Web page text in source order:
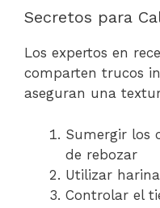
Secretos para
Los expertos en
comparten trucos
aseguran una
Sumergir los
de rebozar
Utilizar
Controlar el